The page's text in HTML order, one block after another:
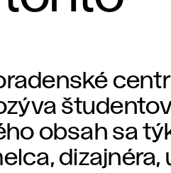
obsah sa